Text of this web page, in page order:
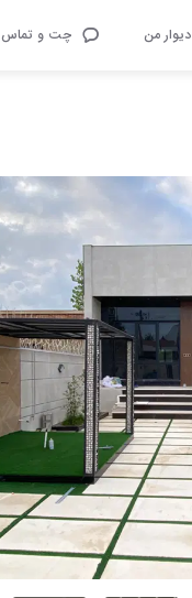
دیوار من چت و تماس